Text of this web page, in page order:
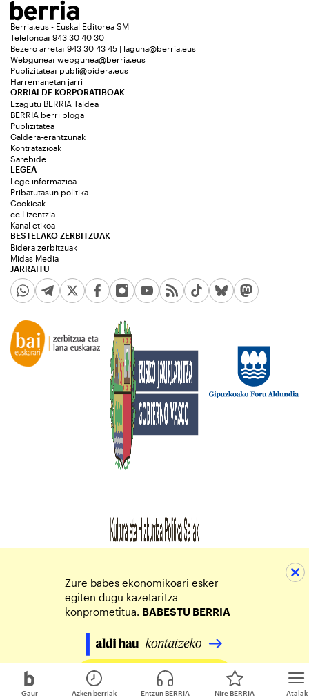
Gaur Atalak
Azken berriak Entzun BERRIA Nire BERRIA
Berria.eus - Euskal Editorea SM
Telefonoa: 943 30 40 30
Bezero arreta: 943 30 43 45 | laguna@berria.eus
Webgunea: webgunea@berria.eus
Publizitatea: publi@bidera.eus
Harremanetan jarri
ORRIALDE KORPORATIBOAK
Ezagutu BERRIA Taldea
BERRIA berri bloga
Publizitatea
Galdera-erantzunak
Kontratazioak
Sarebide
JARRAITU
LEGEA
Lege informazioa
Pribatutasun politika
Cookieak
cc Lizentzia
Kanal etikoa
BESTELAKO ZERBITZUAK
Bidera zerbitzuak
Midas Media
Zure babes ekonomikoari esker
egiten dugu kazetaritza
konprometitua. BABESTU BERRIA
Egin zure ekarpena